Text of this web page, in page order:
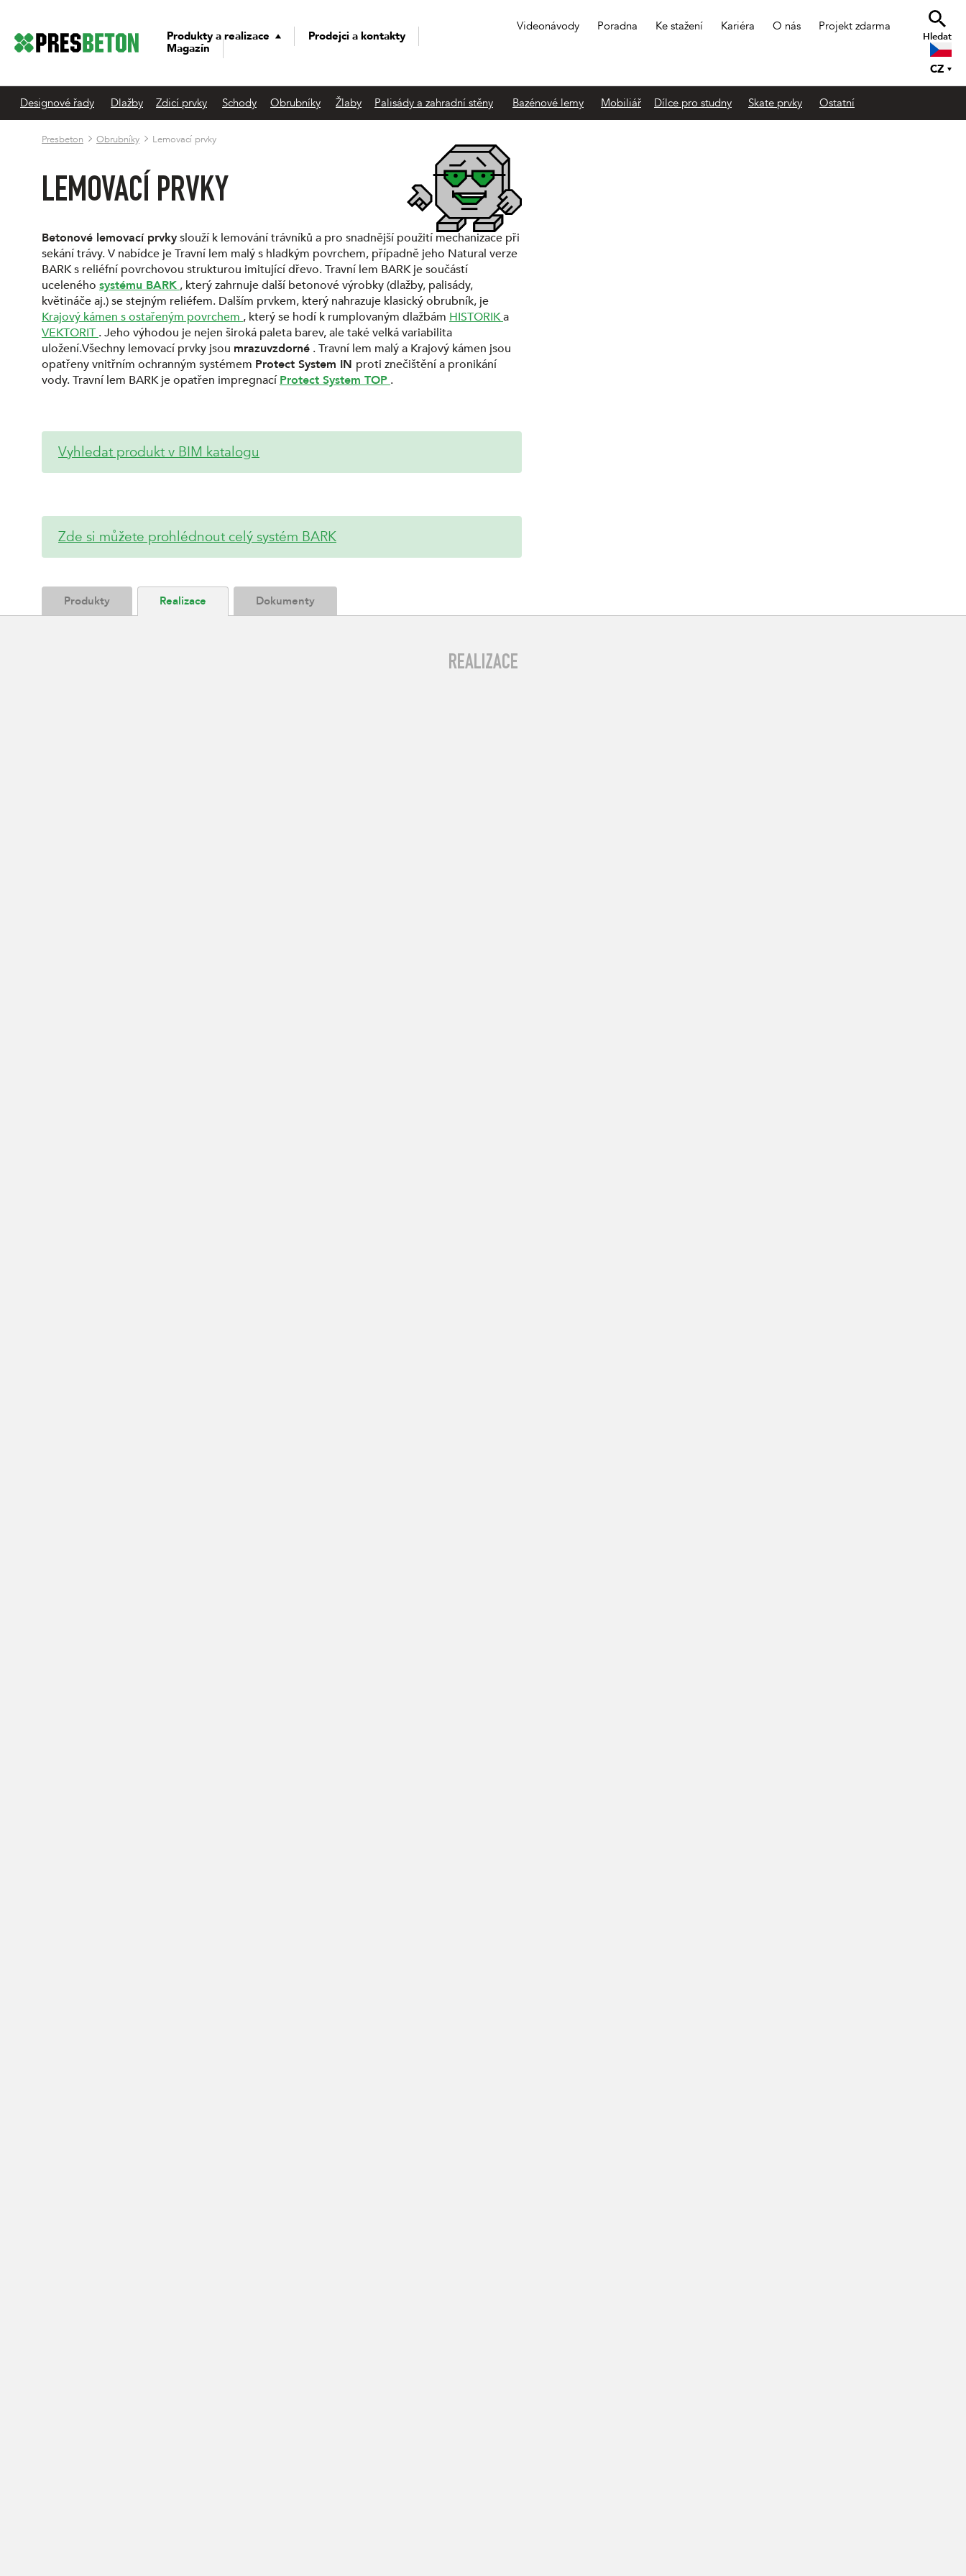
Produkty a realizace
Prodejci a kontakty
Magazín
Videonávody Poradna Ke stažení Kariéra O nás Projekt zdarma
Hledat
CZ
Designové řady Dlažby Zdicí prvky Schody Obrubníky Žlaby Palisády a zahradní stěny Bazénové lemy Mobiliář Dílce pro studny Skate prvky Ostatní
Presbeton Obrubníky Lemovací prvky
LEMOVACÍ PRVKY
Betonové lemovací prvkyslouží k lemování trávníků a pro snadnější použití mechanizace při
sekání trávy. V nabídce je Travní lem malý s hladkým povrchem, případně jeho Natural verze
BARK s reliéfní povrchovou strukturou imitující dřevo. Travní lem BARK je součástí
uceleného systému BARK , který zahrnuje další betonové výrobky (dlažby, palisády,
květináče aj.) se stejným reliéfem. Dalším prvkem, který nahrazuje klasický obrubník, je
Krajový kámen s ostařeným povrchem , který se hodí k rumplovaným dlažbám HISTORIKa
VEKTORIT . Jeho výhodou je nejen široká paleta barev, ale také velká variabilita
uložení.Všechny lemovací prvky jsou mrazuvzdorné . Travní lem malý a Krajový kámen jsou
opatřeny vnitřním ochranným systémem Protect System IN proti znečištění a pronikání
vody. Travní lem BARK je opatřen impregnacíProtect System TOP .
Vyhledat produkt v BIM katalogu
Zde si můžete prohlédnout celý systém BARK
Produkty Realizace Dokumenty
REALIZACE